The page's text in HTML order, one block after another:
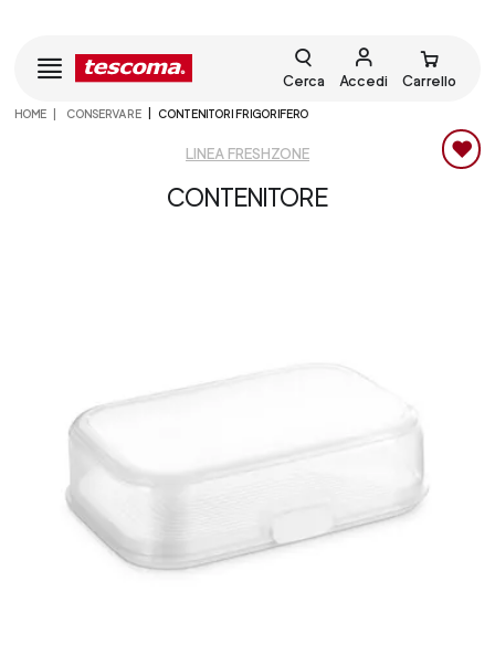
Cerca Accedi Carrello
HOME CONSERVARE CONTENITORI FRIGORIFERO
LINEA FRESHZONE
CONTENITORE